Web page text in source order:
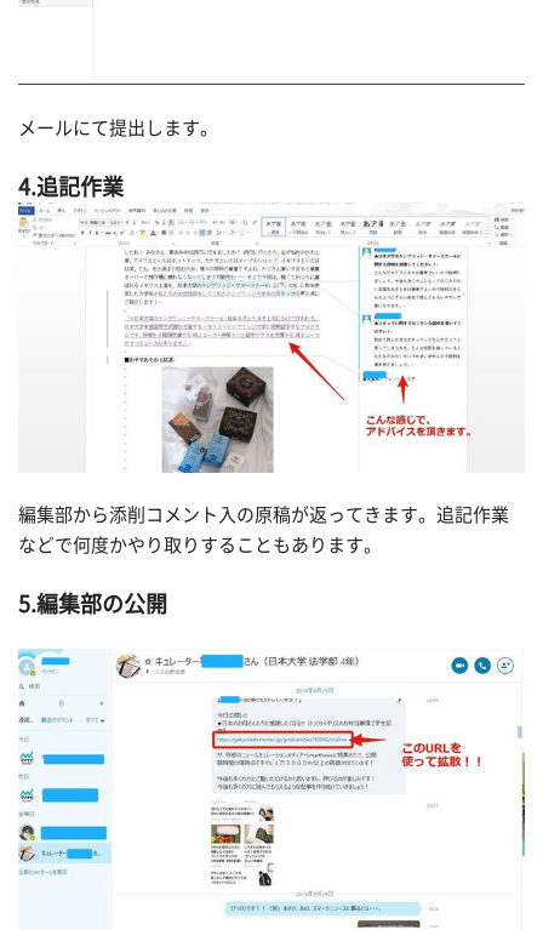
メールにて提出します。
4.追記作業
編集部から添削コメント入の原稿が返ってきます。追記作業
などで何度かやり取りすることもあります。
5.編集部の公開